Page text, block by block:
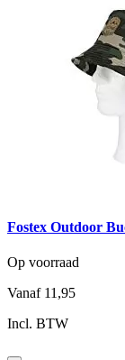
Fostex Outdoor
Op voorraad
Vanaf 11,95
Incl. BTW